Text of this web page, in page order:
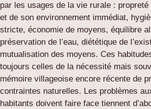
par les usages de la vie rurale : propreté
et de son environnement immédiat,
stricte, économie de moyens, équilibre
préservation de l’eau, diététique de
mutualisation des moyens. Ces
toujours celles de la nécessité mais
mémoire villageoise encore récente de
contraintes naturelles. Les problèmes
habitants doivent faire face tiennent